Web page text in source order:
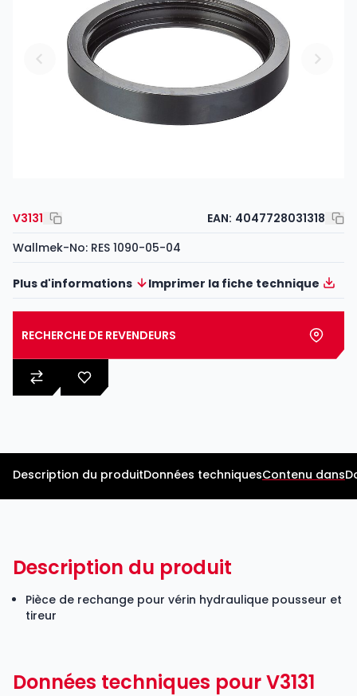
V3131 EAN: 4047728031318
Wallmek-No: RES 1090-05-04
Plus d'informations Imprimer la fiche technique
RECHERCHE DE REVENDEURS
Description du produitDonnées techniquesContenu dans
Description du produit
Pièce de rechange pour vérin hydraulique pousseur et
tireur
Données techniques pour V3131